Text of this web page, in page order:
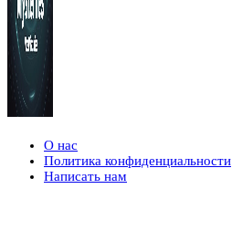
О нас
Политика конфиденциальности
Написать нам